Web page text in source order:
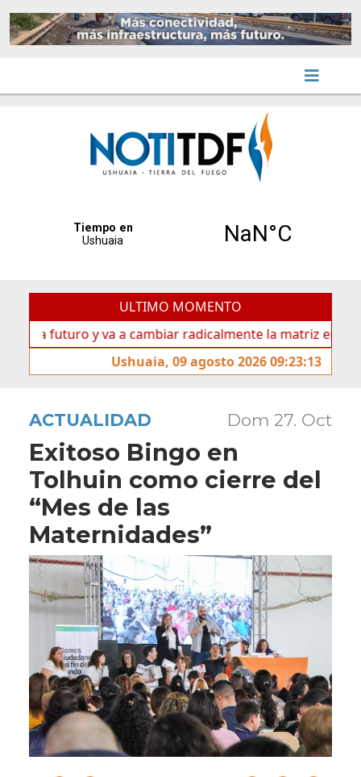
ULTIMO MOMENTO
y va a cambiar radicalmente la matriz energética
Ushuaia, 09 agosto 2026 09:23:13
ACTUALIDAD Dom 27. Oct
Exitoso Bingo en
Tolhuin como cierre del
“Mes de las
Maternidades”